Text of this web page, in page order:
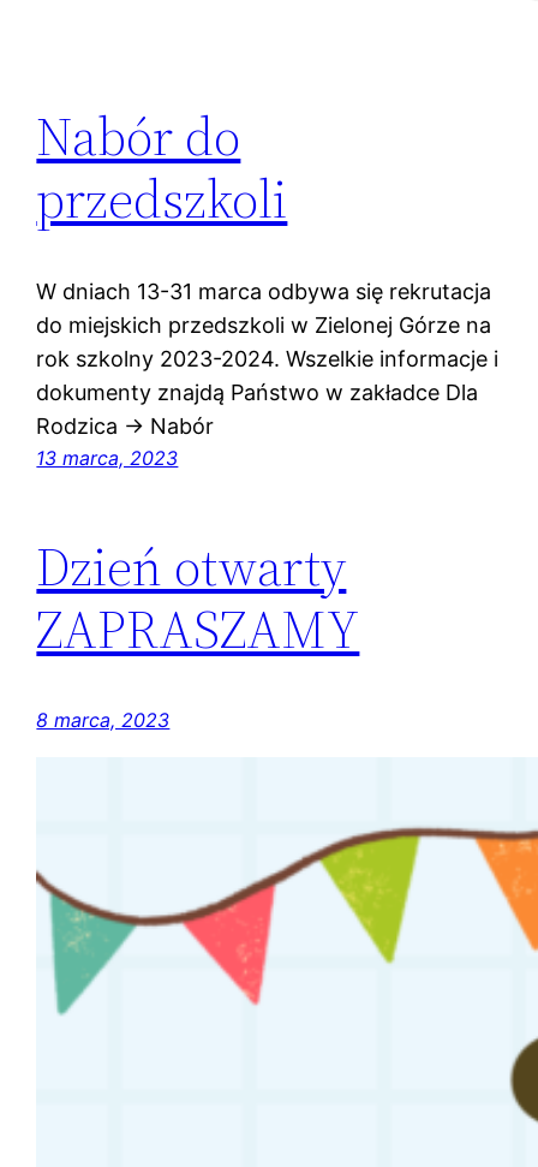
Nabór do
przedszkoli
W dniach 13-31 marca odbywa się rekrutacja
do miejskich przedszkoli w Zielonej Górze na
rok szkolny 2023-2024. Wszelkie informacje i
dokumenty znajdą Państwo w zakładce Dla
Rodzica -> Nabór
13 marca, 2023
Dzień otwarty
ZAPRASZAMY
8 marca, 2023